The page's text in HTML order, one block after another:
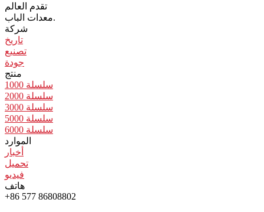
تقدم العالم
معدات الباب.
شركة
تاريخ
تصنيع
جودة
منتج
سلسلة 1000
سلسلة 2000
سلسلة 3000
سلسلة 5000
سلسلة 6000
الموارد
أخبار
تحميل
فيديو
هاتف
+86 577 86808802